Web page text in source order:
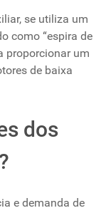
se utiliza um
como “espira de
proporcionar um
de baixa
dos
e demanda de